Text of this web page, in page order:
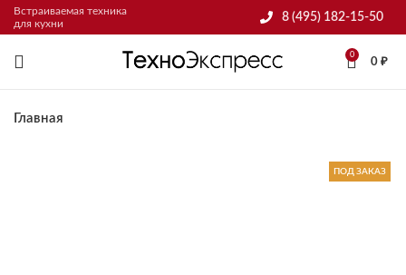
Встраиваемая техника
для кухни
8 (495) 182-15-50
0
0 ₽
Главная
ПОД ЗАКАЗ